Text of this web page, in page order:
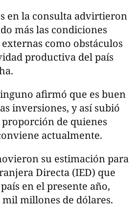
en la consulta advirtieron
más las condiciones
como obstáculos
productiva del país
afirmó que es buen
inversiones, y así subió
proporción de quienes
actualmente.
su estimación para
Directa (IED) que
en el presente año,
millones de dólares.